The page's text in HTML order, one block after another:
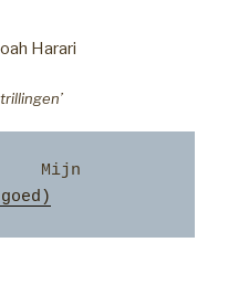
Harari
Mijn